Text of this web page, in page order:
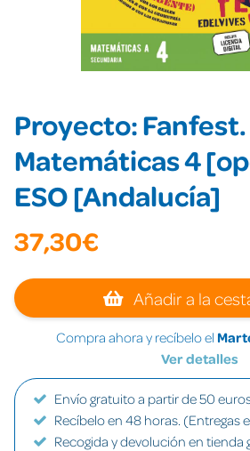
Proyecto: Fanfest.
Matemáticas 4
ESO [Andalucía]
37,30€
Añadir a la
Compra ahora y recíbelo el
Ver detalles
Envío gratuito a partir de 50
Recíbelo en 48 horas. (Entregas
Recogida y devolución en tienda